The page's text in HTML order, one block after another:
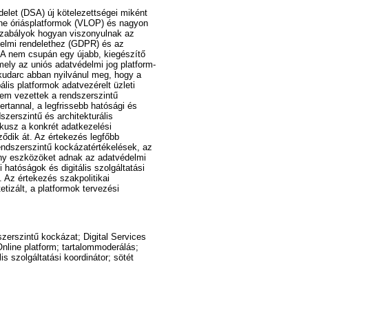
(DSA) új kötelezettségei miként
óriásplatformok (VLOP) és nagyon
hogyan viszonyulnak az
rendelethez (GDPR) és az
nem csupán egy újabb, kiegészítő
az uniós adatvédelmi jog platform-
abban nyilvánul meg, hogy a
platformok adatvezérelt üzleti
vezettek a rendszerszintű
a legfrissebb hatósági és
és architekturális
a konkrét adatkezelési
át. Az értekezés legfőbb
kockázatértékelések, az
eszközöket adnak az adatvédelmi
hatóságok és digitális szolgáltatási
Az értekezés szakpolitikai
a platformok tervezési
kockázat; Digital Services
platform; tartalommoderálás;
szolgáltatási koordinátor; sötét